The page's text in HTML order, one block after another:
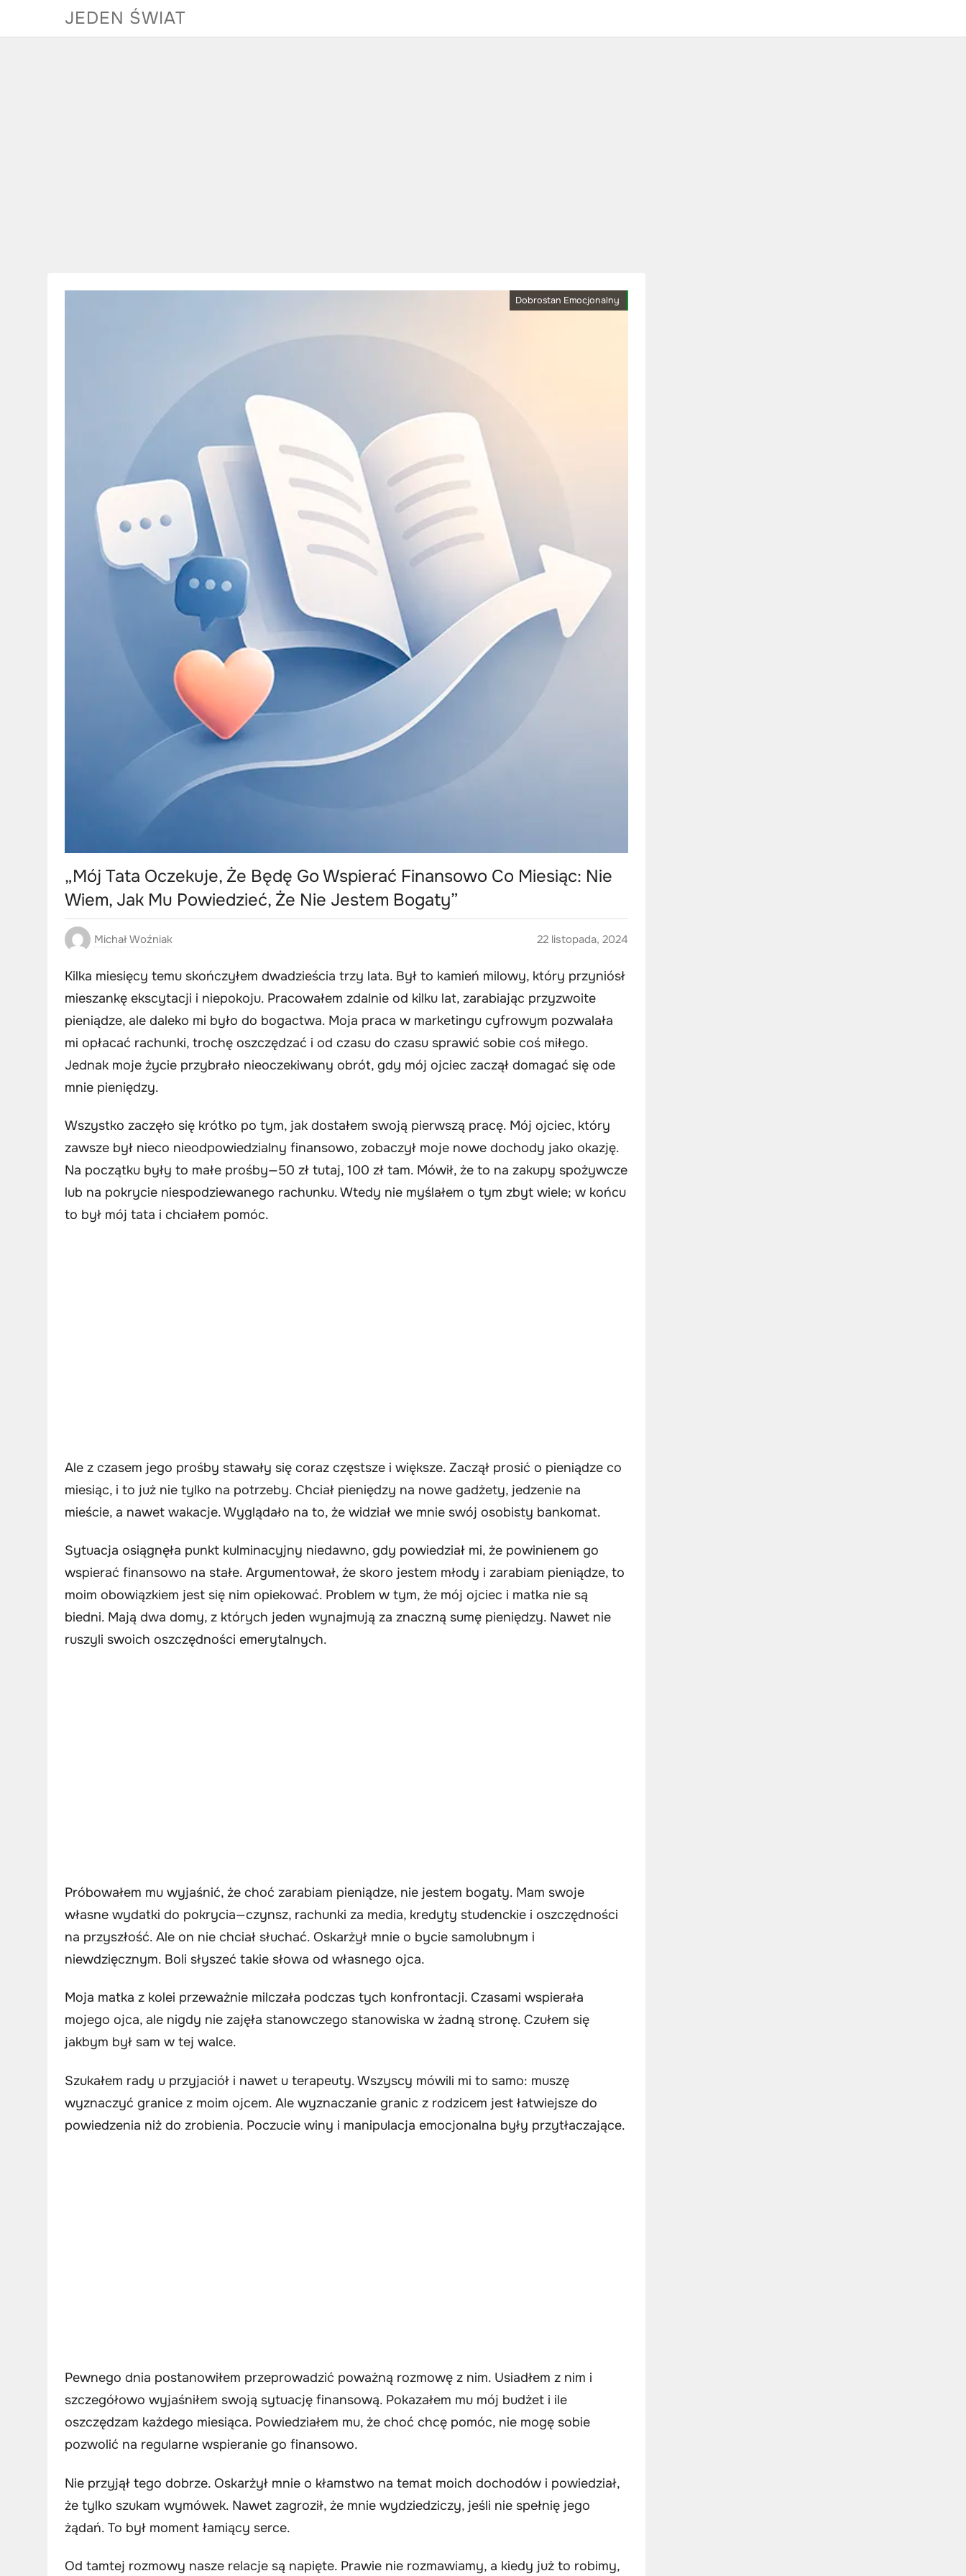
JEDEN ŚWIAT
Dobrostan Emocjonalny
„Mój Tata Oczekuje, Że Będę Go Wspierać Finansowo Co Miesiąc: Nie
Wiem, Jak Mu Powiedzieć, Że Nie Jestem Bogaty”
Michał Woźniak 22 listopada, 2024
Kilka miesięcy temu skończyłem dwadzieścia trzy lata. Był to kamień milowy, który przyniósł
mieszankę ekscytacji i niepokoju. Pracowałem zdalnie od kilku lat, zarabiając przyzwoite
pieniądze, ale daleko mi było do bogactwa. Moja praca w marketingu cyfrowym pozwalała
mi opłacać rachunki, trochę oszczędzać i od czasu do czasu sprawić sobie coś miłego.
Jednak moje życie przybrało nieoczekiwany obrót, gdy mój ojciec zaczął domagać się ode
mnie pieniędzy.
Wszystko zaczęło się krótko po tym, jak dostałem swoją pierwszą pracę. Mój ojciec, który
zawsze był nieco nieodpowiedzialny finansowo, zobaczył moje nowe dochody jako okazję.
Na początku były to małe prośby—50 zł tutaj, 100 zł tam. Mówił, że to na zakupy spożywcze
lub na pokrycie niespodziewanego rachunku. Wtedy nie myślałem o tym zbyt wiele; w końcu
to był mój tata i chciałem pomóc.
Ale z czasem jego prośby stawały się coraz częstsze i większe. Zaczął prosić o pieniądze co
miesiąc, i to już nie tylko na potrzeby. Chciał pieniędzy na nowe gadżety, jedzenie na
mieście, a nawet wakacje. Wyglądało na to, że widział we mnie swój osobisty bankomat.
Sytuacja osiągnęła punkt kulminacyjny niedawno, gdy powiedział mi, że powinienem go
wspierać finansowo na stałe. Argumentował, że skoro jestem młody i zarabiam pieniądze, to
moim obowiązkiem jest się nim opiekować. Problem w tym, że mój ojciec i matka nie są
biedni. Mają dwa domy, z których jeden wynajmują za znaczną sumę pieniędzy. Nawet nie
ruszyli swoich oszczędności emerytalnych.
Próbowałem mu wyjaśnić, że choć zarabiam pieniądze, nie jestem bogaty. Mam swoje
własne wydatki do pokrycia—czynsz, rachunki za media, kredyty studenckie i oszczędności
na przyszłość. Ale on nie chciał słuchać. Oskarżył mnie o bycie samolubnym i
niewdzięcznym. Boli słyszeć takie słowa od własnego ojca.
Moja matka z kolei przeważnie milczała podczas tych konfrontacji. Czasami wspierała
mojego ojca, ale nigdy nie zajęła stanowczego stanowiska w żadną stronę. Czułem się
jakbym był sam w tej walce.
Szukałem rady u przyjaciół i nawet u terapeuty. Wszyscy mówili mi to samo: muszę
wyznaczyć granice z moim ojcem. Ale wyznaczanie granic z rodzicem jest łatwiejsze do
powiedzenia niż do zrobienia. Poczucie winy i manipulacja emocjonalna były przytłaczające.
Pewnego dnia postanowiłem przeprowadzić poważną rozmowę z nim. Usiadłem z nim i
szczegółowo wyjaśniłem swoją sytuację finansową. Pokazałem mu mój budżet i ile
oszczędzam każdego miesiąca. Powiedziałem mu, że choć chcę pomóc, nie mogę sobie
pozwolić na regularne wspieranie go finansowo.
Nie przyjął tego dobrze. Oskarżył mnie o kłamstwo na temat moich dochodów i powiedział,
że tylko szukam wymówek. Nawet zagroził, że mnie wydziedziczy, jeśli nie spełnię jego
żądań. To był moment łamiący serce.
Od tamtej rozmowy nasze relacje są napięte. Prawie nie rozmawiamy, a kiedy już to robimy,